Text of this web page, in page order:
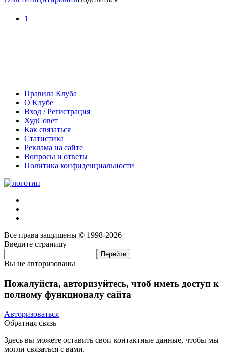
1
Правила Клуба
О Клубе
Вход / Регистрация
ХудСовет
Как связаться
Статистика
Реклама на сайте
Вопросы и ответы
Политика конфиденциальности
Все права защищены © 1998-2026
Введите страницу
Вы не авторизованы
Пожалуйста, авторизуйтесь, чтоб иметь доступ к
полному функционалу сайта
Авторизоваться
Обратная связь
Здесь вы можете оставить свои контактные данные, чтобы мы
могли связаться с вами.